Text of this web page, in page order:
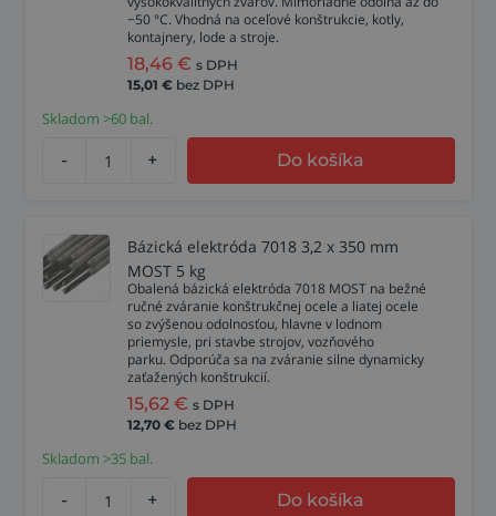
−50 °C. Vhodná na oceľové konštrukcie, kotly,
kontajnery, lode a stroje.
18,46 € s DPH
15,01 € bez DPH
Skladom >60 bal.
- + Do košíka
Bázická elektróda 7018 3,2 x 350 mm
MOST 5 kg
Obalená bázická elektróda 7018 MOST na bežné
ručné zváranie konštrukčnej ocele a liatej ocele
so zvýšenou odolnosťou, hlavne v lodnom
priemysle, pri stavbe strojov, vozňového
parku. Odporúča sa na zváranie silne dynamicky
zaťažených konštrukcií.
15,62 € s DPH
12,70 € bez DPH
Skladom >35 bal.
- + Do košíka